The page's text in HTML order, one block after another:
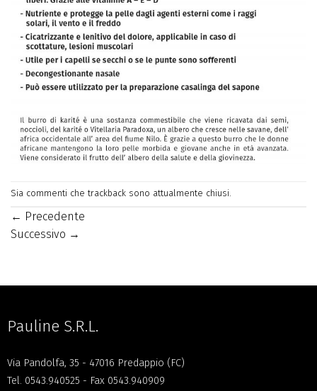
Sia commenti che trackback sono attualmente chiusi.
← Precedente
Successivo →
Pauline S.R.L.
Via Pandolfa, 35 - 47016 Predappio (FC)
Tel. 0543.940525 - Fax 0543.940909